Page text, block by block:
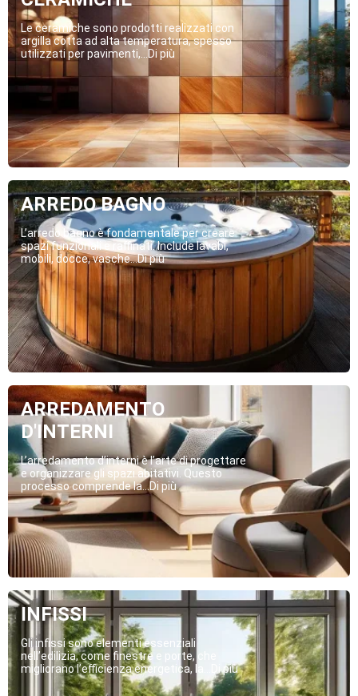
Le ceramiche sono prodotti realizzati con
argilla cotta ad alta temperatura, spesso
utilizzati per pavimenti,...Di più
ARREDO BAGNO
L’arredo bagno è fondamentale per creare
spazi funzionali e raffinati. Include lavabi,
mobili, docce, vasche...Di più
ARREDAMENTO
D'INTERNI
L’arredamento d’interni è l’arte di progettare
e organizzare gli spazi abitativi. Questo
processo comprende la...Di più
INFISSI
Gli infissi sono elementi essenziali
nell’edilizia, come finestre e porte, che
migliorano l’efficienza energetica, la...Di più